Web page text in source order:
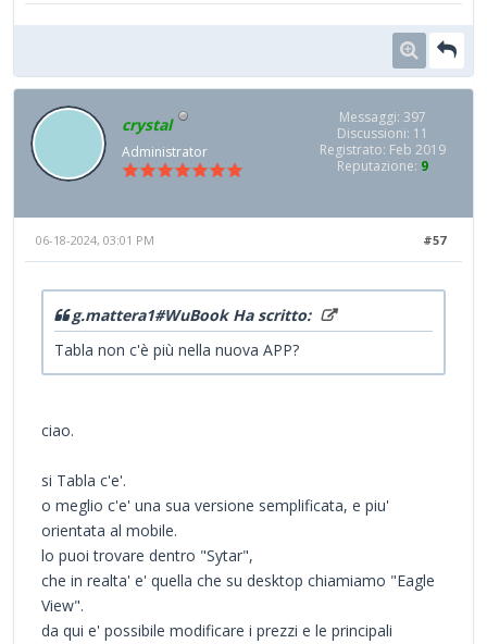
crystal
Administrator
Messaggi: 397
Discussioni: 11
Registrato: Feb 2019
Reputazione: 9
#57
06-18-2024, 03:01 PM
g.mattera1#WuBook Ha scritto:
Tabla non c'è più nella nuova APP?
ciao.
si Tabla c'e'.
o meglio c'e' una sua versione semplificata, e piu'
orientata al mobile.
lo puoi trovare dentro "Sytar",
che in realta' e' quella che su desktop chiamiamo "Eagle
View".
da qui e' possibile modificare i prezzi e le principali